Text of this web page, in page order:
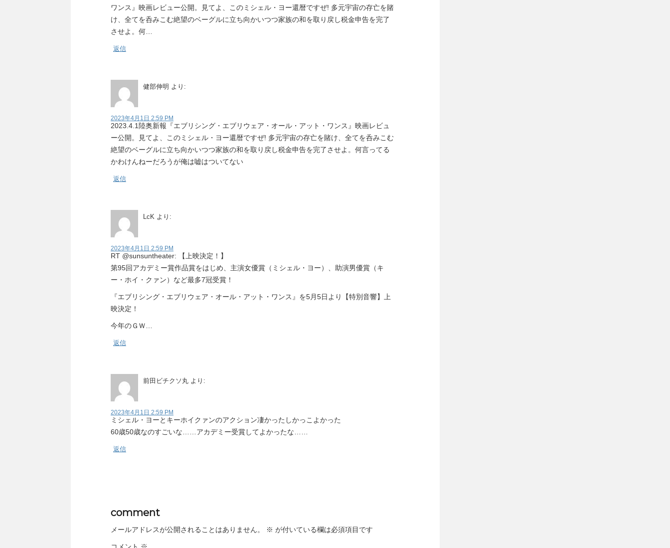
ワンス』映画レビュー公開。見てよ、このミシェル・ヨー還暦ですぜ! 多元宇宙の存亡を賭
け、全てを呑みこむ絶望のベーグルに立ち向かいつつ家族の和を取り戻し税金申告を完了
させよ。何…
返信
健部伸明 より:
2023年4月1日 2:59 PM
2023.4.1陸奥新報『エブリシング・エブリウェア・オール・アット・ワンス』映画レビュ
ー公開。見てよ、このミシェル・ヨー還暦ですぜ! 多元宇宙の存亡を賭け、全てを呑みこむ
絶望のベーグルに立ち向かいつつ家族の和を取り戻し税金申告を完了させよ。何言ってる
かわけんねーだろうが俺は嘘はついてない
返信
LcK より:
2023年4月1日 2:59 PM
RT @sunsuntheater: 【上映決定！】
第95回アカデミー賞作品賞をはじめ、主演女優賞（ミシェル・ヨー）、助演男優賞（キ
ー・ホイ・クァン）など最多7冠受賞！
『エブリシング・エブリウェア・オール・アット・ワンス』を5月5日より【特別音響】上
映決定！
今年のＧＷ…
返信
前田ビチクソ丸 より:
2023年4月1日 2:59 PM
ミシェル・ヨーとキーホイクァンのアクション凄かったしかっこよかった
60歳50歳なのすごいな……アカデミー受賞してよかったな……
返信
comment
メールアドレスが公開されることはありません。 ※ が付いている欄は必須項目です